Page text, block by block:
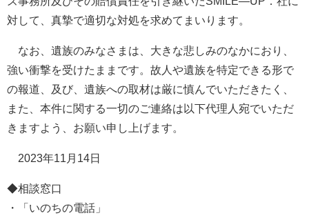
対して、真摯で適切な対処を求めてまいります。
なお、遺族のみなさまは、大きな悲しみのなかにおり、
強い衝撃を受けたままです。故人や遺族を特定できる形で
の報道、及び、遺族への取材は厳に慎んでいただきたく、
また、本件に関する一切のご連絡は以下代理人宛でいただ
きますよう、お願い申し上げます。
2023年11月14日
◆相談窓口
・「いのちの電話」